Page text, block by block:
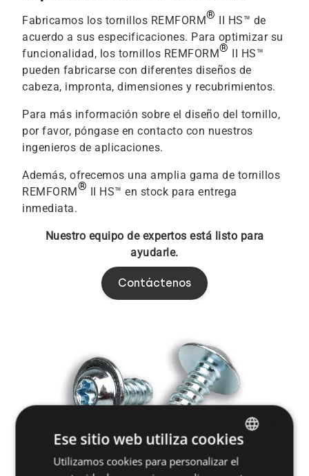
Fabricamos los tornillos REMFORM® II HS™ de
acuerdo a sus especificaciones. Para optimizar su
funcionalidad, los tornillos REMFORM® II HS™
pueden fabricarse con diferentes diseños de
cabeza, impronta, dimensiones y recubrimientos.
Para más información sobre el diseño del tornillo,
por favor, póngase en contacto con nuestros
ingenieros de aplicaciones.
Además, ofrecemos una amplia gama de tornillos
REMFORM® II HS™ en stock para entrega
inmediata.
Nuestro equipo de expertos está listo para
ayudarle.
Contáctenos
ENGLISH
Ese sitio web utiliza cookies
Utilizamos cookies para personalizar el